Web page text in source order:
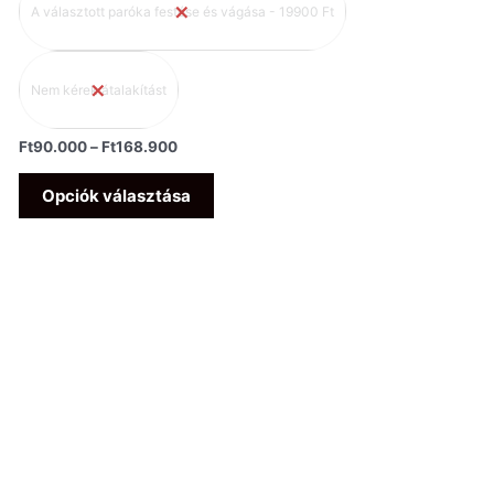
A választott paróka festése és vágása - 19900 Ft
Nem kérek átalakítást
Ft90.000–Ft168.900
Opciók választása